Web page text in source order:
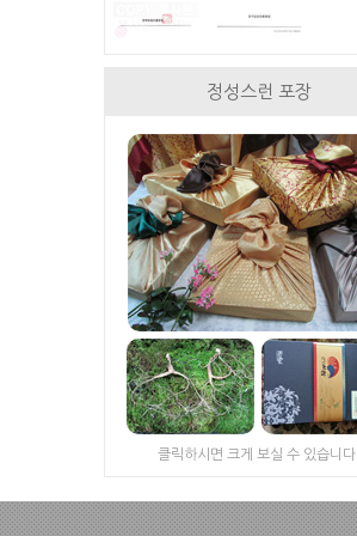
정성스런 포장
클릭하시면 크게 보실 수 있습니다.